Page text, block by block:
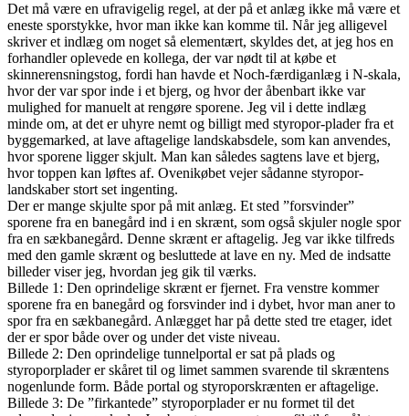
Det må være en ufravigelig regel, at der på et anlæg ikke må være et
eneste sporstykke, hvor man ikke kan komme til. Når jeg alligevel
skriver et indlæg om noget så elementært, skyldes det, at jeg hos en
forhandler oplevede en kollega, der var nødt til at købe et
skinnerensningstog, fordi han havde et Noch-færdiganlæg i N-skala,
hvor der var spor inde i et bjerg, og hvor der åbenbart ikke var
mulighed for manuelt at rengøre sporene. Jeg vil i dette indlæg
minde om, at det er uhyre nemt og billigt med styropor-plader fra et
byggemarked, at lave aftagelige landskabsdele, som kan anvendes,
hvor sporene ligger skjult. Man kan således sagtens lave et bjerg,
hvor toppen kan løftes af. Ovenikøbet vejer sådanne styropor-
landskaber stort set ingenting.
Der er mange skjulte spor på mit anlæg. Et sted ”forsvinder”
sporene fra en banegård ind i en skrænt, som også skjuler nogle spor
fra en sækbanegård. Denne skrænt er aftagelig. Jeg var ikke tilfreds
med den gamle skrænt og besluttede at lave en ny. Med de indsatte
billeder viser jeg, hvordan jeg gik til værks.
Billede 1: Den oprindelige skrænt er fjernet. Fra venstre kommer
sporene fra en banegård og forsvinder ind i dybet, hvor man aner to
spor fra en sækbanegård. Anlægget har på dette sted tre etager, idet
der er spor både over og under det viste niveau.
Billede 2: Den oprindelige tunnelportal er sat på plads og
styroporplader er skåret til og limet sammen svarende til skræntens
nogenlunde form. Både portal og styroporskrænten er aftagelige.
Billede 3: De ”firkantede” styroporplader er nu formet til det